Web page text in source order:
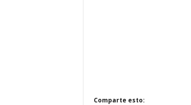
Comparte esto: